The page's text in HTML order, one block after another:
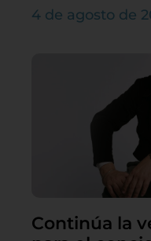
4 de agosto de
Continúa la